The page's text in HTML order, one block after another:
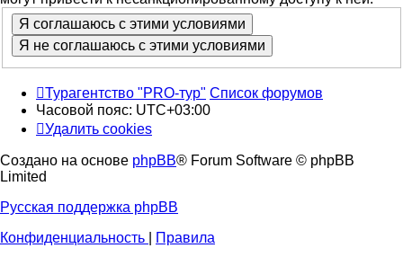
Турагентство "PRO-тур" Список форумов
Часовой пояс: UTC+03:00
Удалить cookies
Создано на основе phpBB® Forum Software © phpBB
Limited
Русская поддержка phpBB
Конфиденциальность
Правила